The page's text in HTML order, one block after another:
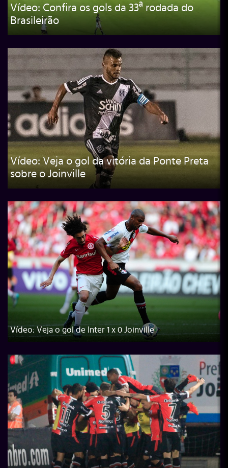
Vídeo: Confira os gols da 33ª rodada do
Brasileirão
Vídeo: Veja o gol da vitória da Ponte Preta
sobre o Joinville
Vídeo: Veja o gol de Inter 1 x 0 Joinville